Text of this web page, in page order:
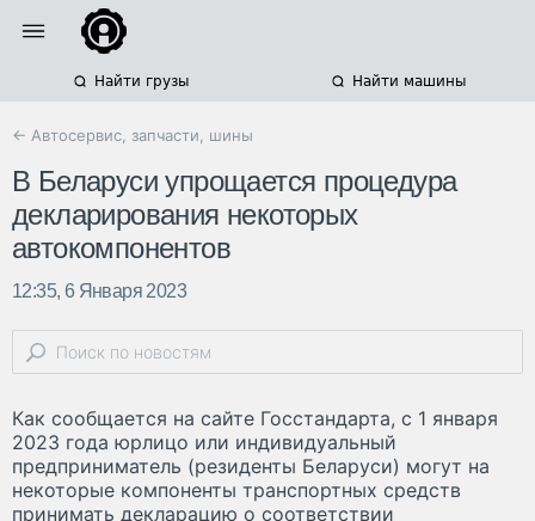
Найти грузы Найти машины
← Автосервис, запчасти, шины
В Беларуси упрощается процедура
декларирования некоторых
автокомпонентов
12:35, 6 Января 2023
Как сообщается на сайте Госстандарта, с 1 января
2023 года юрлицо или индивидуальный
предприниматель (резиденты Беларуси) могут на
некоторые компоненты транспортных средств
принимать декларацию о соответствии